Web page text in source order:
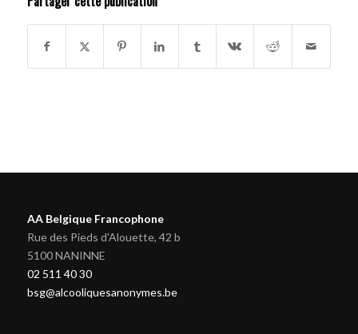
AA Belgique Francophone
Rue des Pieds d'Alouette, 42 b
5100 NANINNE
02 511 40 30
bsg@alcooliquesanonymes.be